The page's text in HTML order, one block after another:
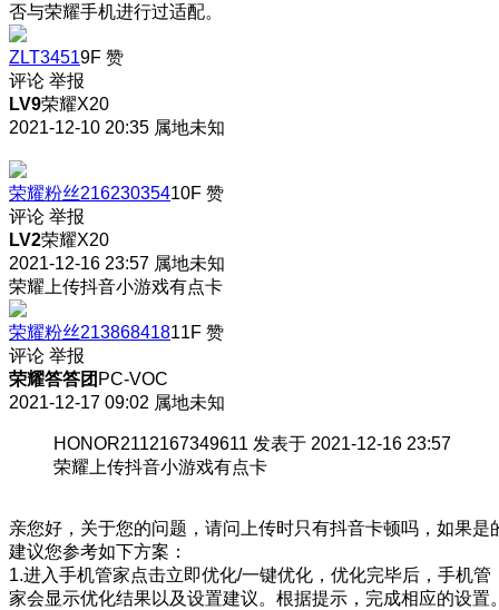
否与荣耀手机进行过适配。
ZLT34519F 赞
评论 举报
LV9荣耀X20
2021-12-10 20:35 属地未知
荣耀粉丝21623035410F 赞
评论 举报
LV2荣耀X20
2021-12-16 23:57 属地未知
荣耀上传抖音小游戏有点卡
荣耀粉丝21386841811F 赞
评论 举报
荣耀答答团 PC-VOC
2021-12-17 09:02 属地未知
HONOR2112167349611 发表于 2021-12-16 23:57
荣耀上传抖音小游戏有点卡
亲您好，关于您的问题，请问上传时只有抖音卡顿吗，如果是
建议您参考如下方案：
1.进入手机管家点击立即优化/一键优化，优化完毕后，手机管
家会显示优化结果以及设置建议。根据提示，完成相应的设置